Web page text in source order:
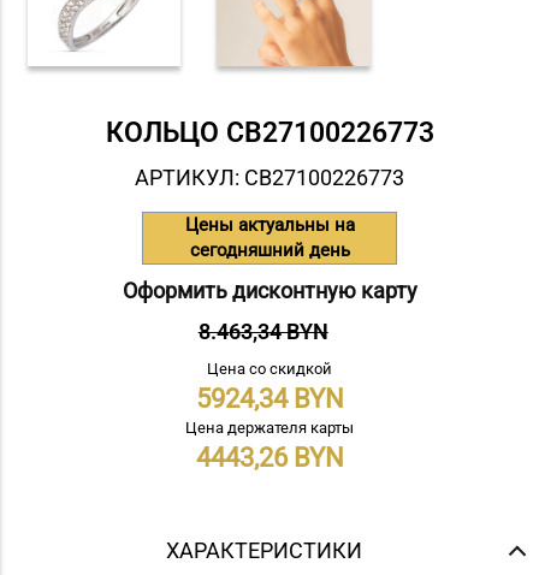
КОЛЬЦО СB27100226773
АРТИКУЛ: СB27100226773
Цены актуальны на
сегодняшний день
Оформить дисконтную карту
8.463,34 BYN
Цена со скидкой
5924,34
Цена держателя карты
4443,26
ХАРАКТЕРИСТИКИ